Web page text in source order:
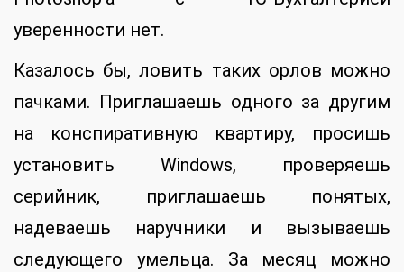
уверенности нет.
Казалось бы, ловить таких орлов можно
пачками. Приглашаешь одного за другим
на конспиративную квартиру, просишь
установить Windows, проверяешь
серийник, приглашаешь понятых,
надеваешь наручники и вызываешь
следующего умельца. За месяц можно